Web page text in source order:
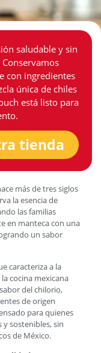
saludable y sin
con ingredientes
única de chiles
está listo para
tienda
más de tres siglos
la esencia de
las familias
en manteca con una
un sabor
caracteriza a la
cocina mexicana
del chilorio,
de origen
para quienes
sostenibles, sin
de México.